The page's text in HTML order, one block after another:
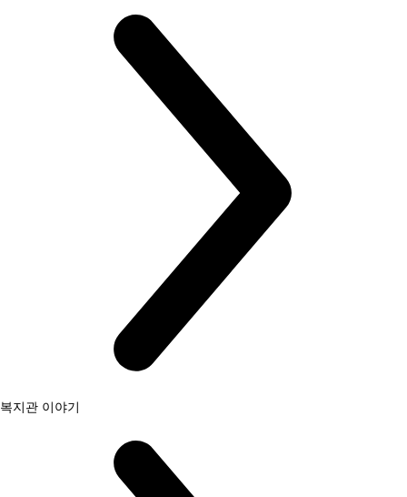
복지관 이야기